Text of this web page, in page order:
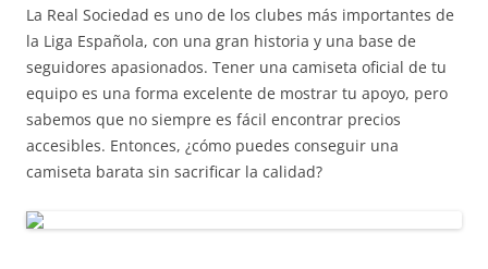
La Real Sociedad es uno de los clubes más importantes de
la Liga Española, con una gran historia y una base de
seguidores apasionados. Tener una camiseta oficial de tu
equipo es una forma excelente de mostrar tu apoyo, pero
sabemos que no siempre es fácil encontrar precios
accesibles. Entonces, ¿cómo puedes conseguir una
camiseta barata sin sacrificar la calidad?